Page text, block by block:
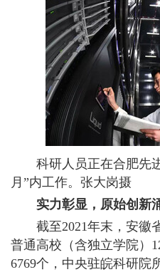
科研人员正在合肥
月”内工作。张大岗摄
实力彰显，原始创新
截至2021年末，安徽
普通高校（含独立学院）
6769个，中央驻皖科研院